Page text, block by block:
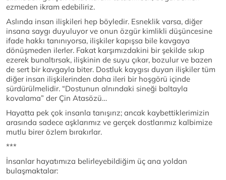
ezmeden ikram edebiliriz.
Aslında insan ilişkileri hep böyledir. Esneklik varsa, diğer
insana saygı duyuluyor ve onun özgür kimlikli düşüncesine
ifade hakkı tanınıyorsa, ilişkiler kapışsa bile kavgaya
dönüşmeden ilerler. Fakat karşımızdakini bir şekilde sıkıp
ezerek bunaltırsak, ilişkinin de suyu çıkar, bozulur ve bazen
de sert bir kavgayla biter. Dostluk kaygısı duyan ilişkiler tüm
diğer insan ilişkilerinden daha ileri bir hoşgörü içinde
sürdürülmelidir. “Dostunun alnındaki sineği baltayla
kovalama” der Çin Atasözü…
Hayatta pek çok insanla tanışırız; ancak kaybettiklerimizin
arasında sadece aşklarımız ve gerçek dostlarımız kalbimize
mutlu birer özlem bırakırlar.
***
İnsanlar hayatımıza belirleyebildiğim üç ana yoldan
bulaşmaktalar: